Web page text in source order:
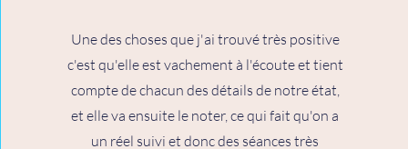
Une des choses que j'ai trouvé très positive
c'est qu'elle est vachement à l'écoute et tient
compte de chacun des détails de notre état,
et elle va ensuite le noter, ce qui fait qu'on a
un réel suivi et donc des séances très